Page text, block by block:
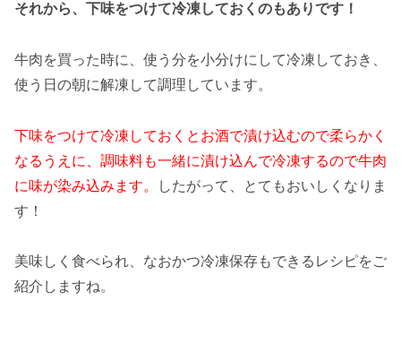
それから、下味をつけて冷凍しておくのもありです！
牛肉を買った時に、使う分を小分けにして冷凍しておき、
使う日の朝に解凍して調理しています。
下味をつけて冷凍しておくとお酒で漬け込むので柔らかく
なるうえに、調味料も一緒に漬け込んで冷凍するので牛肉
に味が染み込みます。
したがって、とてもおいしくなりま
す！
美味しく食べられ、なおかつ冷凍保存もできるレシピをご
紹介しますね。